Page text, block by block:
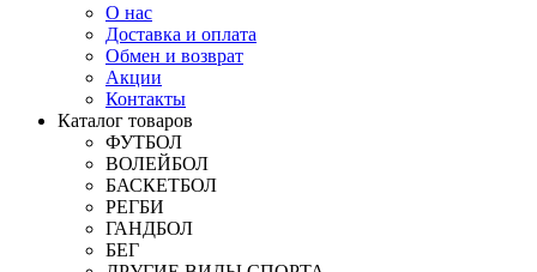
О нас
Доставка и оплата
Обмен и возврат
Акции
Контакты
Каталог товаров
ФУТБОЛ
ВОЛЕЙБОЛ
БАСКЕТБОЛ
РЕГБИ
ГАНДБОЛ
БЕГ